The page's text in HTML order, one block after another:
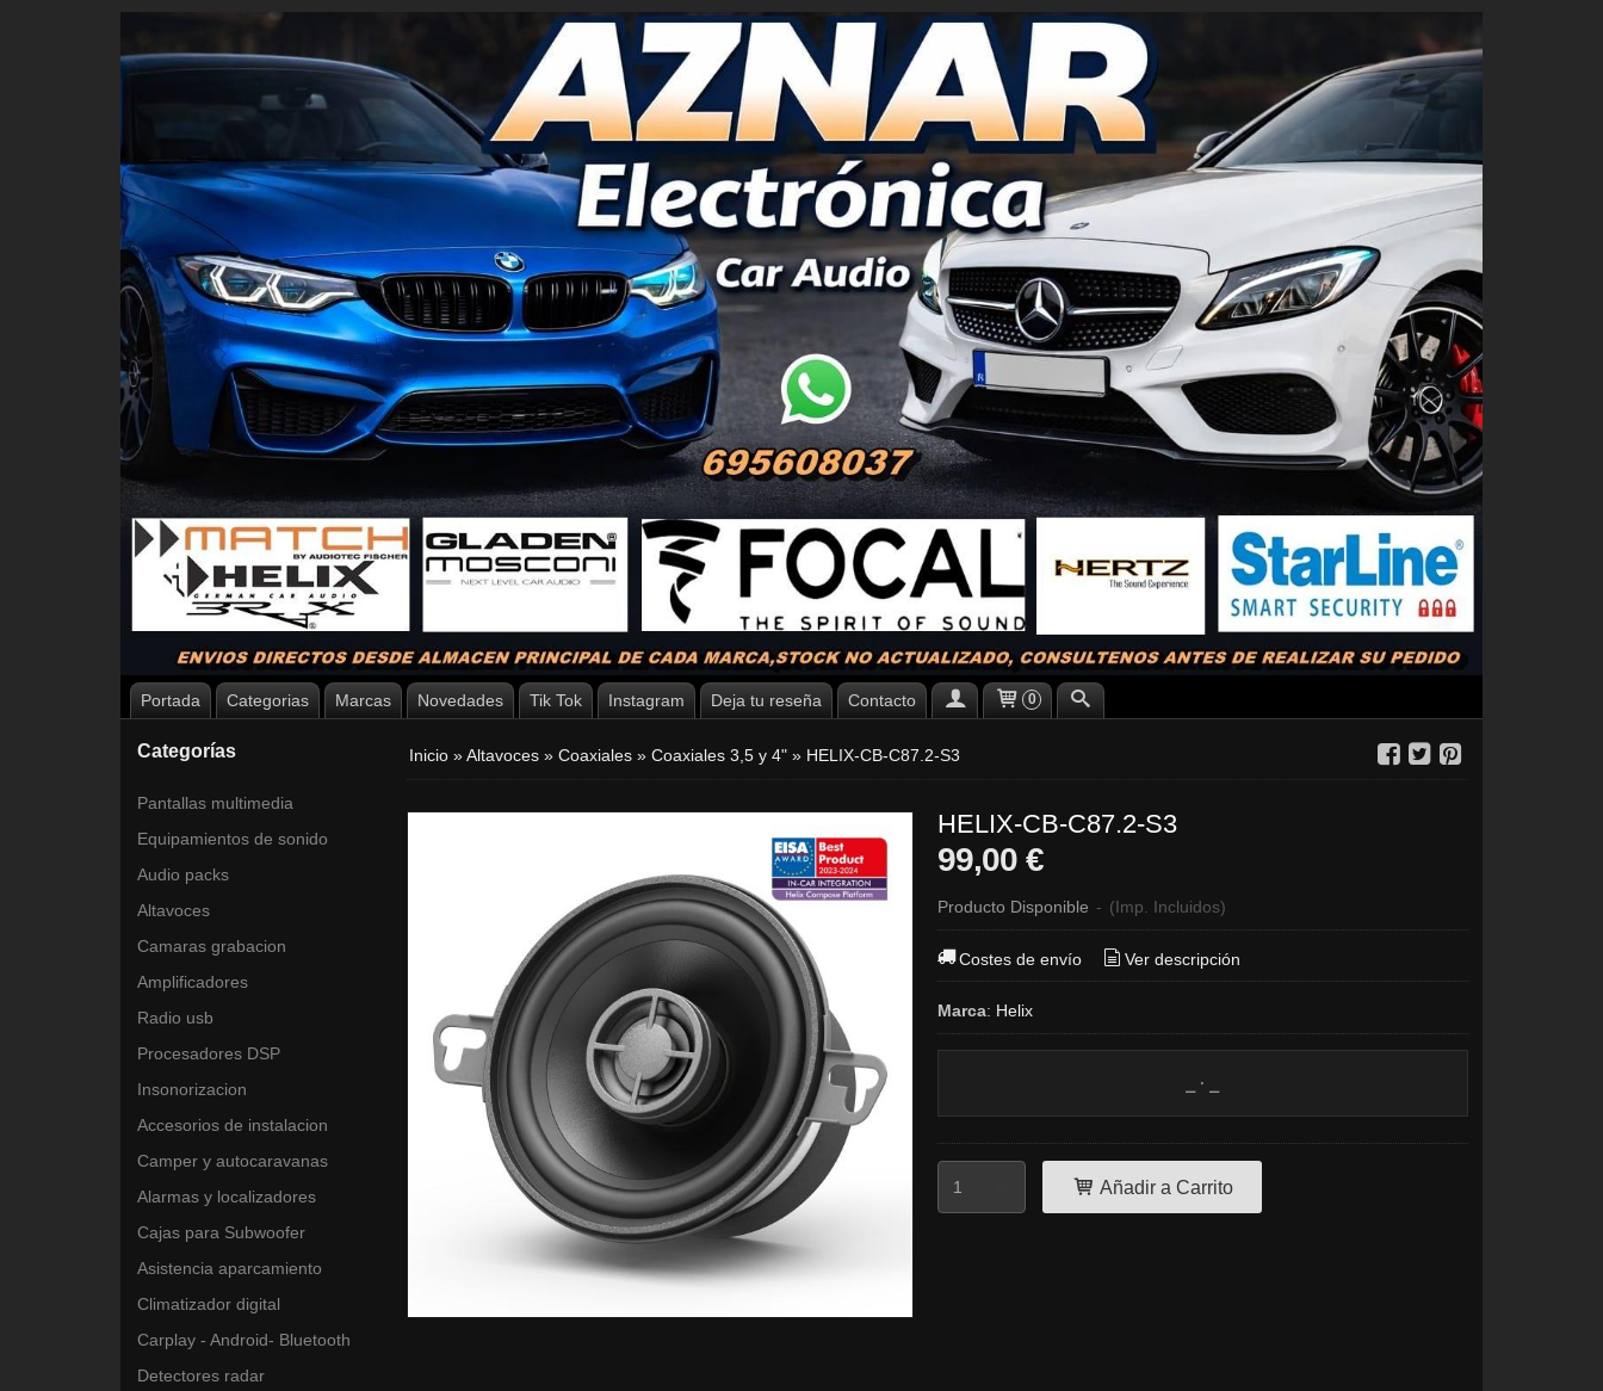
Portada Categorias Marcas Novedades Tik Tok Instagram Deja tu reseña Contacto 0
Categorías
Pantallas multimedia
Equipamientos de sonido
Audio packs
Altavoces
Camaras grabacion
Amplificadores
Radio usb
Procesadores DSP
Insonorizacion
Accesorios de instalacion
Camper y autocaravanas
Alarmas y localizadores
Cajas para Subwoofer
Asistencia aparcamiento
Climatizador digital
Carplay - Android- Bluetooth
Detectores radar
Inicio»Altavoces » Coaxiales» Coaxiales 3,5 y 4"» HELIX-CB-C87.2-S3
HELIX-CB-C87.2-S3
99,00 €
Producto Disponible - (Imp. Incluidos)
Costes de envío Ver descripción
Marca: Helix
Añadir a Carrito